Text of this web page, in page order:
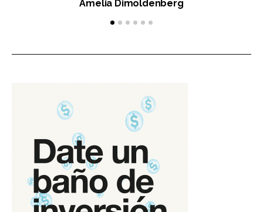
Amelia Dimoldenberg